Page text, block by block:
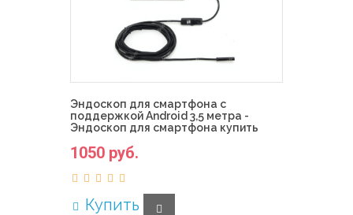
Эндоскоп для смартфона с
поддержкой Android 3,5 метра -
Эндоскоп для смартфона купить
1050 руб.
Купить